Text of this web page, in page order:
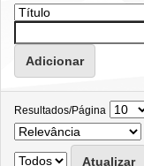
Resultados/Página